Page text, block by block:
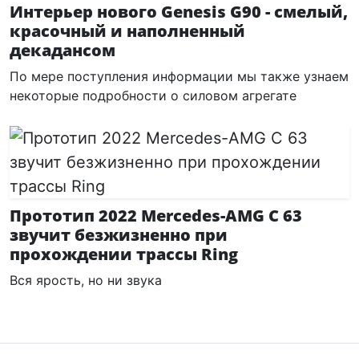
Интерьер нового Genesis G90 - смелый,
красочный и наполненный
декадансом
По мере поступления информации мы также узнаем
некоторые подробности о силовом агрегате
Прототип 2022 Mercedes-AMG C 63
звучит безжизненно при
прохождении трассы Ring
Вся ярость, но ни звука